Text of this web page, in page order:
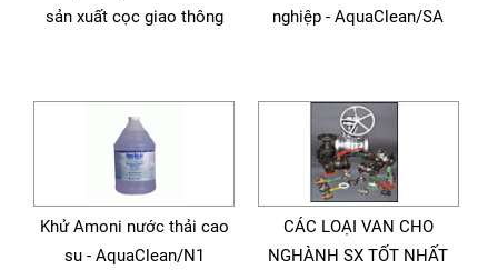
sản xuất cọc giao thông
nghiệp - AquaClean/SA
Khử Amoni nước thải cao
su - AquaClean/N1
CÁC LOẠI VAN CHO
NGHÀNH SX TỐT NHẤT